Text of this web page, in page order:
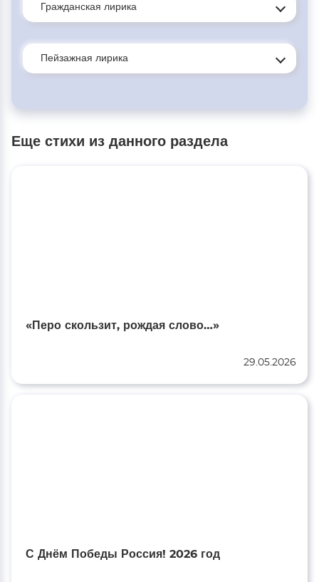
Гражданская лирика
Пейзажная лирика
Еще стихи из данного раздела
«Перо скользит, рождая слово…»
29.05.2026
С Днём Победы Россия! 2026 год